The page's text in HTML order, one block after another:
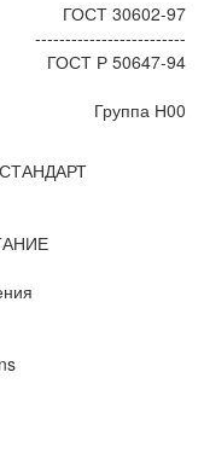
ГОСТ 30602-97
-------------------------
ГОСТ Р 50647-94
Группа Н00